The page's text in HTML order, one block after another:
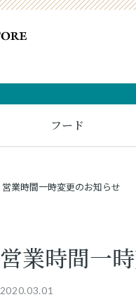
フード
営業時間一時変更のお知らせ
営業時間一
2020.03.01